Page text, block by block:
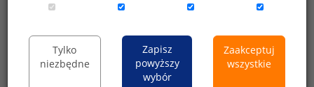
metodyki Sedlak
&Sedlak jest to, że
indywidualnie
pracowników
, dzięki czemu unikamy sytuacji, gdzie
na stanowisku o tej samej nazwie pracownicy
wykonują pracę o różnej wartości.
Tylko
niezbędne
Zapisz
powyższy
wybór
Zaakceptuj
wszystkie